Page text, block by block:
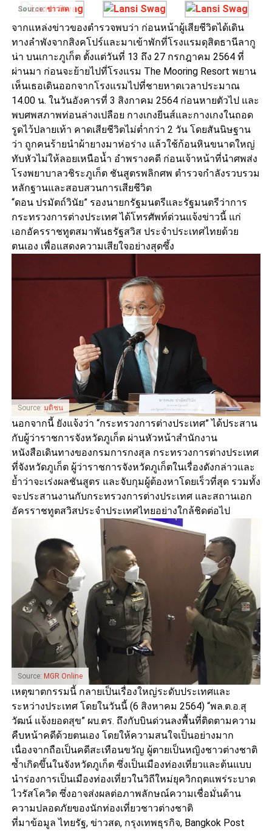
Source:ข่าวสด
จากแหล่งข่าวของตำรวจพบว่า ก่อนหน้าผู้เสียชีวิตได้เดิน
ทางลำพังจากสิงคโปร์และมาเข้าพักที่โรงแรมดุสิตธานีลากู
น่า บนเกาะภูเก็ต ตั้งแต่วันที่ 13 ถึง 27 กรกฎาคม 2564 ที่
ผ่านมา ก่อนจะย้ายไปที่โรงแรม The Mooring Resort พยาน
เห็นเธอเดินออกจากโรงแรมไปที่ชายหาดเวลาประมาณ
14.00 น. ในวันอังคารที่ 3 สิงกาคม 2564 ก่อนหายตัวไป และ
พบศพสภาพท่อนล่างเปลือย กางเกงยีนส์และกางเกงในถอด
รูดไว้ปลายเท้า คาดเสียชีวิตไม่ต่ำกว่า 2 วัน โดยสันนิษฐาน
ว่า ถูกคนร้ายนำผ้ายางมาห่อร่าง แล้วใช้ก้อนหินขนาดใหญ่
ทับหัวไม่ให้ลอยเหนือน้ำ อำพรางคดี ก่อนเจ้าหน้าที่นำศพส่ง
โรงพยาบาลวชิระภูเก็ต ชันสูตรพลิกศพ ตำรวจกำลังรวบรวม
หลักฐานและสอบสวนการเสียชีวิต
“ดอน ปรมัตถ์วินัย” รองนายกรัฐมนตรีและรัฐมนตรีว่าการ
กระทรวงการต่างประเทศ ได้โทรศัพท์ด่วนแจ้งข่าวนี้ แก่
เอกอัครราชทูตสมาพันธรัฐสวิส ประจำประเทศไทยด้วย
ตนเอง เพื่อแสดงความเสียใจอย่างสุดซึ้ง
Source: มติชน
นอกจากนี้ ยังแจ้งว่า “กระทรวงการต่างประเทศ” ได้ประสาน
กับผู้ว่าราชการจังหวัดภูเก็ต ผ่านหัวหน้าสำนักงาน
หนังสือเดินทางของกรมการกงสุล กระทรวงการต่างประเทศ
ที่จังหวัดภูเก็ต ผู้ว่าราชการจังหวัดภูเก็ตในเรื่องดังกล่าวและ
ย้ำว่าจะเร่งผลชันสูตร และจับกุมผู้ต้องหาโดยเร็วที่สุด รวมทั้ง
จะประสานงานกับกระทรวงการต่างประเทศ และสถานเอก
อัครราชทูตสวิสประจำประเทศไทยอย่างใกล้ชิดต่อไป
Source: MGR Online
เหตุฆาตกรรมนี้ กลายเป็นเรื่องใหญ่ระดับประเทศและ
ระหว่างประเทศ โดยในวันนี้ (6 สิงหาคม 2564) “พล.ต.อ.สุ
วัฒน์ แจ้งยอดสุข” ผบ.ตร. ถึงกับบินด่วนลงพื้นที่ติดตามความ
คืบหน้าคดีด้วยตนเอง โดยให้ความสนใจเป็นอย่างมาก
เนื่องจากถือเป็นคดีสะเทือนขวัญ ผู้ตายเป็นหญิงชาวต่างชาติ
ซ้ำเกิดขึ้นในจังหวัดภูเก็ต ซึ่งเป็นเมืองท่องเที่ยวและต้นแบบ
นำร่องการเป็นเมืองท่องเที่ยวในวิถีใหม่ยุควิกฤตแพร่ระบาด
ไวรัสโควิด ซึ่งอาจส่งผลต่อภาพลักษณ์ความเชื่อมั่นด้าน
ความปลอดภัยของนักท่องเที่ยวชาวต่างชาติ
ที่มาข้อมูล ไทยรัฐ, ข่าวสด, กรุงเทพธุรกิจ, Bangkok Post